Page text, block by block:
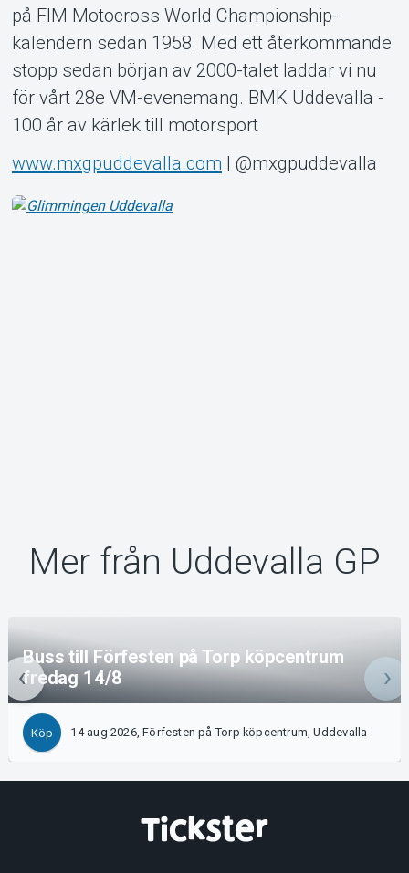
på FIM Motocross World Championship-
kalendern sedan 1958. Med ett återkommande
stopp sedan början av 2000-talet laddar vi nu
för vårt 28e VM-evenemang. BMK Uddevalla -
100 år av kärlek till motorsport
www.mxgpuddevalla.com | @mxgpuddevalla
Mer från Uddevalla GP
Buss till Förfesten på Torp köpcentrum
fredag 14/8
Köp 14 aug 2026, Förfesten på Torp köpcentrum, Uddevalla